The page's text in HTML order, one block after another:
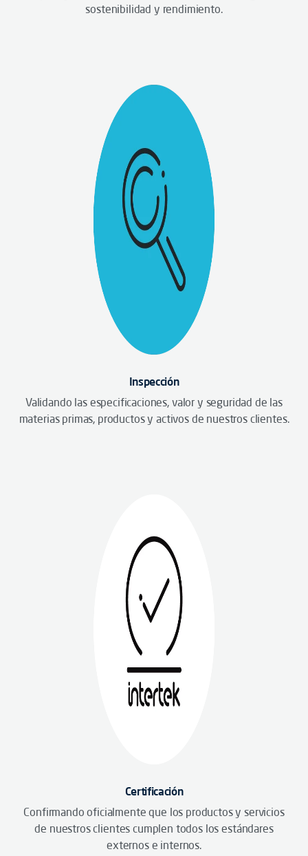
sostenibilidad y rendimiento.
Inspección
Validando las especificaciones, valor y seguridad de las
materias primas, productos y activos de nuestros clientes.
Certificación
Confirmando oficialmente que los productos y servicios
de nuestros clientes cumplen todos los estándares
externos e internos.